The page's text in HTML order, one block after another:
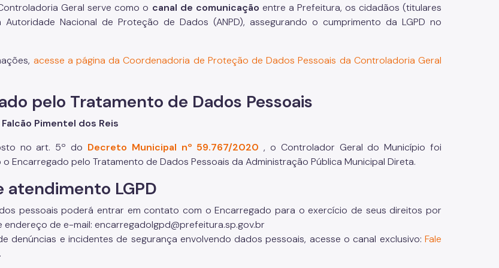
Geral serve como o canal de comunicação entre a Prefeitura, os cidadãos (titulares
Nacional de Proteção de Dados (ANPD), assegurando o cumprimento da LGPD no
acesse a página da Coordenadoria de Proteção de Dados Pessoais da Controladoria Geral
pelo Tratamento de Dados Pessoais
Pimentel dos Reis
no art. 5º do Decreto Municipal nº 59.767/2020 , o Controlador Geral do Município foi
Encarregado pelo Tratamento de Dados Pessoais da Administração Pública Municipal Direta.
atendimento LGPD
pessoais poderá entrar em contato com o Encarregado para o exercício de seus direitos por
endereço de e-mail: encarregadolgpd@prefeitura.sp.gov.br
denúncias e incidentes de segurança envolvendo dados pessoais, acesse o canal exclusivo: Fale
.